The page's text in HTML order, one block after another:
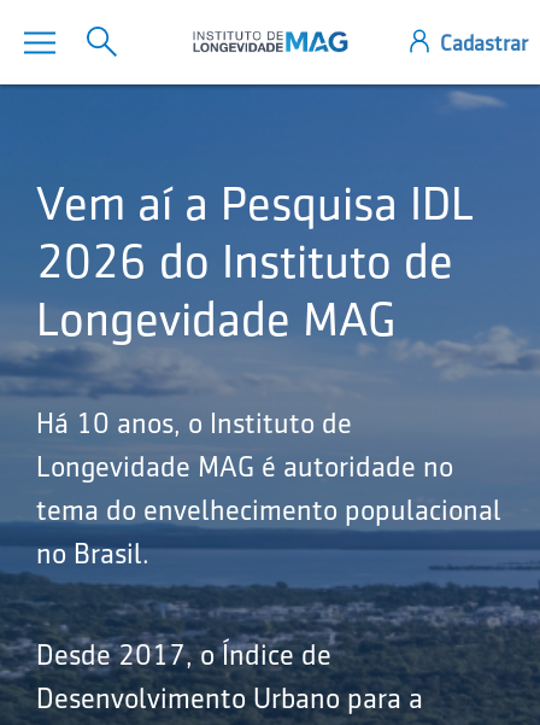
Vem aí a Pesquisa IDL
2026 do Instituto de
Longevidade MAG
Há 10 anos, o Instituto de
Longevidade MAG é autoridade no
tema do envelhecimento populacional
no Brasil.
Desde 2017, o Índice de
Desenvolvimento Urbano para a